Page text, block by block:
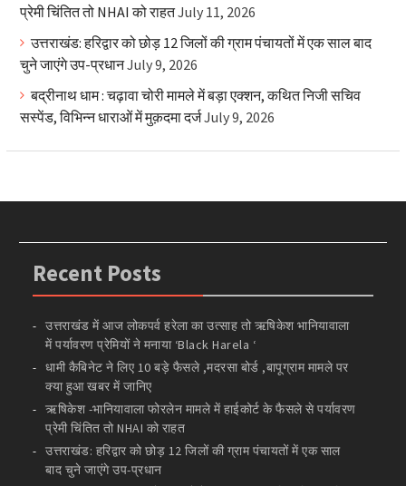
प्रेमी चिंतित तो NHAI को राहतJuly 11, 2026
उत्तराखंड: हरिद्वार को छोड़ 12 जिलों की ग्राम पंचायतों में एक साल बाद
चुने जाएंगे उप-प्रधानJuly 9, 2026
बद्रीनाथ धाम : चढ़ावा चोरी मामले में बड़ा एक्शन, कथित निजी सचिव
सस्पेंड, विभिन्न धाराओं में मुक़दमा दर्जJuly 9, 2026
Recent Posts
उत्तराखंड में आज लोकपर्व हरेला का उत्साह तो ऋषिकेश भानियावाला
में पर्यावरण प्रेमियों ने मनाया ‘Black Harela ‘
धामी कैबिनेट ने लिए 10 बड़े फैसले ,मदरसा बोर्ड ,बापूग्राम मामले पर
क्या हुआ खबर में जानिए
ऋषिकेश -भानियावाला फोरलेन मामले में हाईकोर्ट के फैसले से पर्यावरण
प्रेमी चिंतित तो NHAI को राहत
उत्तराखंड: हरिद्वार को छोड़ 12 जिलों की ग्राम पंचायतों में एक साल
बाद चुने जाएंगे उप-प्रधान